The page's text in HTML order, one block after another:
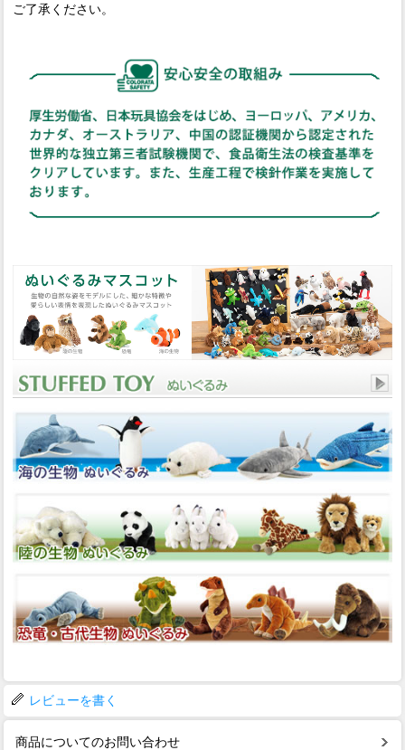
ご了承ください。
レビューを書く
商品についてのお問い合わせ